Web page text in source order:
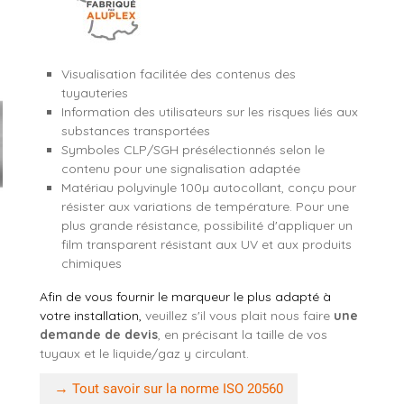
Visualisation facilitée des contenus des
tuyauteries
Information des utilisateurs sur les risques liés aux
substances transportées
Symboles CLP/SGH présélectionnés selon le
contenu pour une signalisation adaptée
Matériau polyvinyle 100µ autocollant, conçu pour
résister aux variations de température. Pour une
plus grande résistance, possibilité d'appliquer un
film transparent résistant aux UV et aux produits
chimiques
Afin de vous fournir le marqueur le plus adapté à
votre installation, veuillez s'il vous plait nous faire une
demande de devis, en précisant la taille de vos
tuyaux et le liquide/gaz y circulant.
→ Tout savoir sur la norme ISO 20560